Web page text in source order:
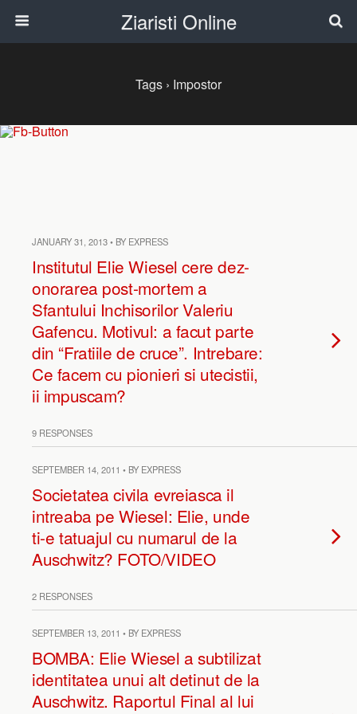
Ziaristi Online
Tags › Impostor
JANUARY 31, 2013 • BY EXPRESS
Institutul Elie Wiesel cere dez-
onorarea post-mortem a
Sfantului Inchisorilor Valeriu
Gafencu. Motivul: a facut parte
din “Fratiile de cruce”. Intrebare:
Ce facem cu pionieri si utecistii,
ii impuscam?
9 RESPONSES
SEPTEMBER 14, 2011 • BY EXPRESS
Societatea civila evreiasca il
intreaba pe Wiesel: Elie, unde
ti-e tatuajul cu numarul de la
Auschwitz? FOTO/VIDEO
2 RESPONSES
SEPTEMBER 13, 2011 • BY EXPRESS
BOMBA: Elie Wiesel a subtilizat
identitatea unui alt detinut de la
Auschwitz. Raportul Final al lui